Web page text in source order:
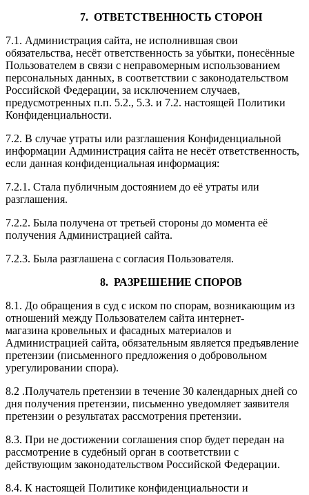
7. ОТВЕТСТВЕННОСТЬ СТОРОН
7.1. Администрация сайта, не исполнившая свои
обязательства, несёт ответственность за убытки, понесённые
Пользователем в связи с неправомерным использованием
персональных данных, в соответствии с законодательством
Российской Федерации, за исключением случаев,
предусмотренных п.п. 5.2., 5.3. и 7.2. настоящей Политики
Конфиденциальности.
7.2. В случае утраты или разглашения Конфиденциальной
информации Администрация сайта не несёт ответственность,
если данная конфиденциальная информация:
7.2.1. Стала публичным достоянием до её утраты или
разглашения.
7.2.2. Была получена от третьей стороны до момента её
получения Администрацией сайта.
7.2.3. Была разглашена с согласия Пользователя.
8. РАЗРЕШЕНИЕ СПОРОВ
8.1. До обращения в суд с иском по спорам, возникающим из
отношений между Пользователем сайта интернет-
магазина кровельных и фасадных материалов и
Администрацией сайта, обязательным является предъявление
претензии (письменного предложения о добровольном
урегулировании спора).
8.2 .Получатель претензии в течение 30 календарных дней со
дня получения претензии, письменно уведомляет заявителя
претензии о результатах рассмотрения претензии.
8.3. При не достижении соглашения спор будет передан на
рассмотрение в судебный орган в соответствии с
действующим законодательством Российской Федерации.
8.4. К настоящей Политике конфиденциальности и